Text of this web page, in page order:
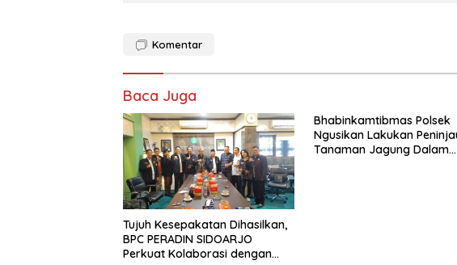
Komentar
Baca Juga
Tujuh Kesepakatan Dihasilkan,
BPC PERADIN SIDOARJO
Perkuat Kolaborasi dengan
Bhabinkamtibmas Polsek
Ngusikan Lakukan
Tanaman Jagung Dalam